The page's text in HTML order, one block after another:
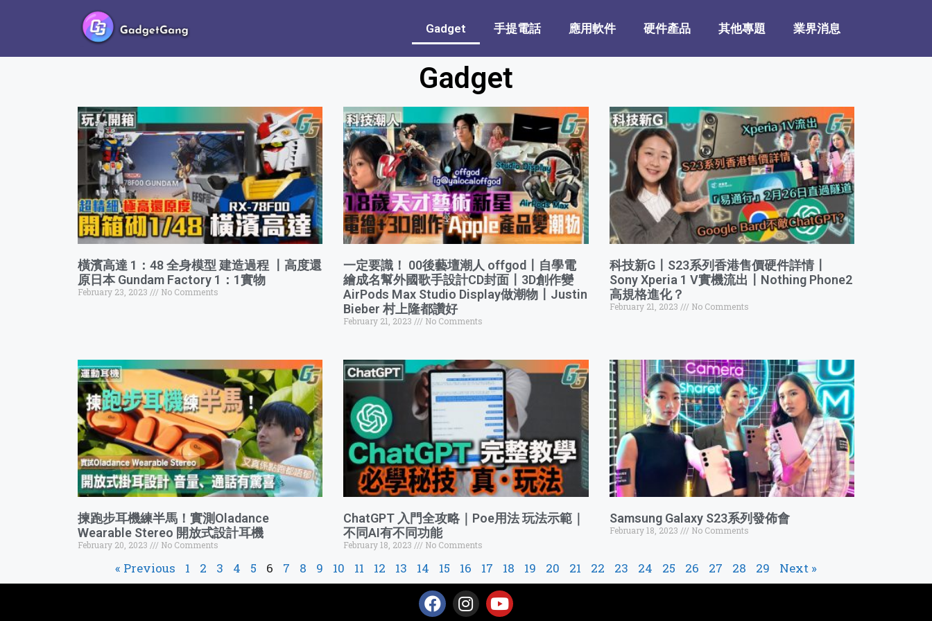
Gadget 手提電話 應用軟件 硬件產品 其他專題 業界消息
Gadget
橫濱高達 1：48 全身模型 建造過程 〡高度還
原日本 Gundam Factory 1：1實物
February 23, 2023 No Comments
一定要識！ 00後藝壇潮人 offgod〡自學電
繪成名幫外國歌手設計CD封面〡3D創作變
AirPods Max Studio Display做潮物〡Justin
Bieber 村上隆都讚好
February 21, 2023 No Comments
科技新G〡S23系列香港售價硬件詳情〡
Sony Xperia 1 V實機流出〡Nothing Phone2
高規格進化？
February 21, 2023 No Comments
揀跑步耳機練半馬！實測Oladance
Wearable Stereo 開放式設計耳機
February 20, 2023 No Comments
ChatGPT 入門全攻略｜Poe用法 玩法示範｜
不同AI有不同功能
February 18, 2023 No Comments
Samsung Galaxy S23系列發佈會
February 18, 2023 No Comments
« Previous 1 2 3 4 5 6 7 8 9 10 11 12 13 14 15 16 17 18 19 20 21 22 23 24 25 26 27 28 29 Next »